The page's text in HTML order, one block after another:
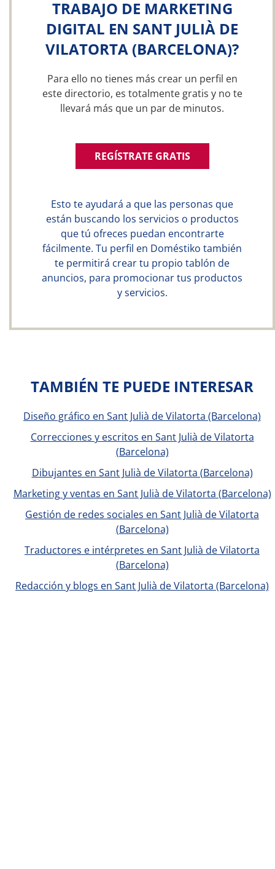
TRABAJO DE MARKETING
DIGITAL EN SANT JULIÀ DE
VILATORTA (BARCELONA)?
Para ello no tienes más crear un perfil en
este directorio, es totalmente gratis y no te
llevará más que un par de minutos.
REGÍSTRATE GRATIS
Esto te ayudará a que las personas que
están buscando los servicios o productos
que tú ofreces puedan encontrarte
fácilmente. Tu perfil en Doméstiko también
te permitirá crear tu propio tablón de
anuncios, para promocionar tus productos
y servicios.
TAMBIÉN TE PUEDE INTERESAR
Diseño gráfico en Sant Julià de Vilatorta (Barcelona)
Correcciones y escritos en Sant Julià de Vilatorta
(Barcelona)
Dibujantes en Sant Julià de Vilatorta (Barcelona)
Marketing y ventas en Sant Julià de Vilatorta (Barcelona)
Gestión de redes sociales en Sant Julià de Vilatorta
(Barcelona)
Traductores e intérpretes en Sant Julià de Vilatorta
(Barcelona)
Redacción y blogs en Sant Julià de Vilatorta (Barcelona)